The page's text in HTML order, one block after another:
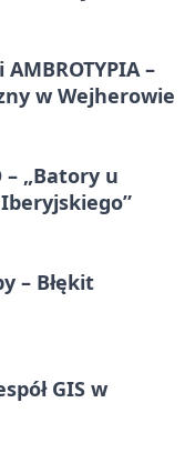
–
w Wejherowie
– „Batory u
– Błękit
GIS w